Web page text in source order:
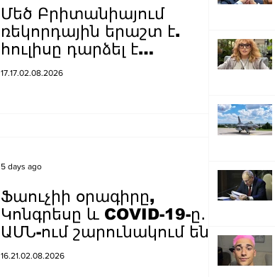
Մեծ Բրիտանիայում
ռեկորդային երաշտ է.
հուլիսը դարձել է
դիտարկումների
17.17.02.08.2026
Ֆաուչիի օրագիրը,
Կոնգրեսը և COVID-19-ը․
ԱՄՆ-ում շարունակում են
վիճել համավարակի
ժամանակների որոշումների
16.21.02.08.2026
5 days ago